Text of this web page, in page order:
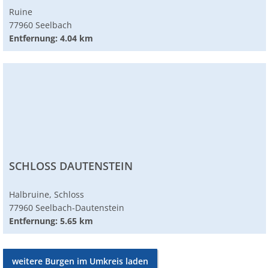
Ruine
77960 Seelbach
Entfernung: 4.04 km
SCHLOSS DAUTENSTEIN
Halbruine, Schloss
77960 Seelbach-Dautenstein
Entfernung: 5.65 km
weitere Burgen im Umkreis laden